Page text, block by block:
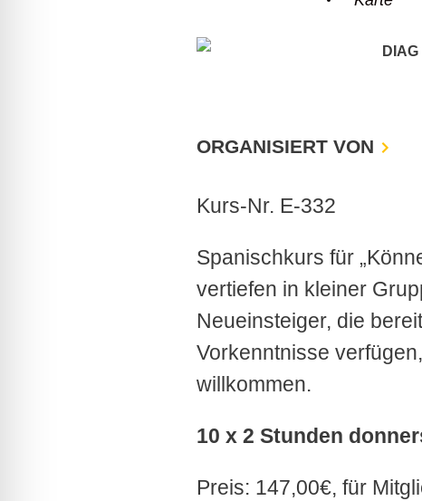
ORGANISIERT VON
Kurs-Nr. E-332
Spanischkurs für
vertiefen in kleiner
Neueinsteiger, die
Vorkenntnisse
willkommen.
10 x 2 Stunden
Preis: 147,00€, für